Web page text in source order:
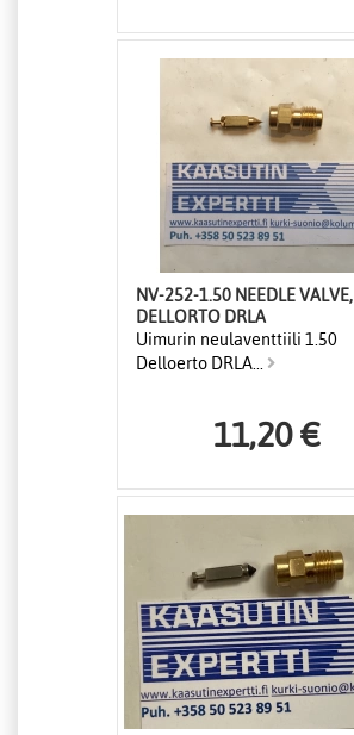
NV-252-1.50 NEEDLE VALVE,
DELLORTO DRLA
Uimurin neulaventtiili 1.50
Delloerto DRLA...
11,20 €